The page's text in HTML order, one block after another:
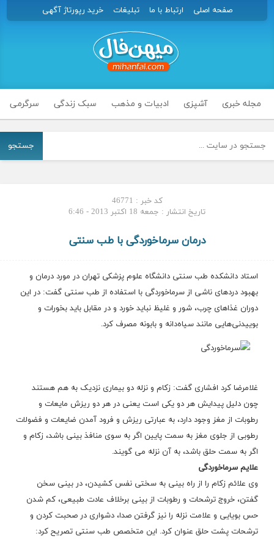
صفحه اصلی ارتباط با ما تبلیغات خرید رپورتاژ آگهی
مجله خبری آشپزی ادبیات و مذهب سبک زندگی سرگرمی
جستجو
کد خبر : 46771
تاریخ انتشار : جمعه 18 اکتبر 2013 - 6:46
درمان سرماخوردگی با طب سنتی
استاد دانشکده طب سنتی دانشگاه علوم پزشکی تهران در مورد درمان و
بهبود دردهای ناشی از سرماخوردگی با استفاده از طب سنتی گفت: در این
دوران غذاهای چرب، شور و غلیظ نباید خورد و در مقابل باید بخورات و
بوییدنی‌هایی مانند سیاه‌دانه و بابونه مصرف کرد.
غلامرضا کرد افشاری گفت: زکام و نزله دو بیماری نزدیک به هم هستند
چون دلیل پیدایش هر دو یکی است یعنی در هر دو ریزش مایعات و
رطوبات از مغز وجود دارد، به عبارتی ریزش و فرود آمدن ضایعات و فضولات
رطوبی از جلوی مغز به سمت پایین اگر به سوی منافذ بینی باشد، زکام و
اگر به سمت حلق باشد، به آن نزله می گویند.
علایم سرماخوردگی
وی علائم زکام را از راه بینی به سختی نفس کشیدن، در بینی سخن
گفتن، خروج ترشحات و رطوبات از بینی برخلاف عادت طبیعی، کم شدن
حس بویایی و علامت نزله را نیز گرفتن صدا، دشواری در صحبت کردن و
ترشحات پشت حلق عنوان کرد. این متخصص طب سنتی تصریح کرد: